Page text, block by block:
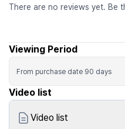
Viewing Period
From purchase date 90 days
Video list
Video list
There are no reviews yet. Be